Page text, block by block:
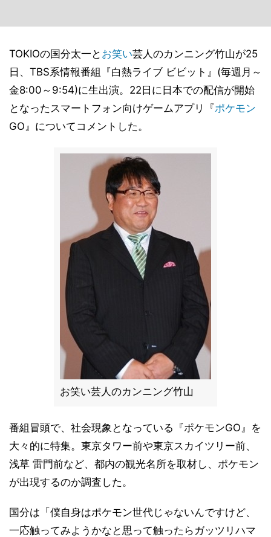
TOKIOの国分太一と お笑い芸人のカンニング竹山が25
日、TBS系情報番組『白熱ライブ ビビット』(毎週月～
金8:00～9:54)に生出演。22日に日本での配信が開始
となったスマートフォン向けゲームアプリ『ポケモン
GO』についてコメントした。
お笑い芸人のカンニング竹山
番組冒頭で、社会現象となっている『ポケモンGO』を
大々的に特集。東京タワー前や東京スカイツリー前、
浅草 雷門前など、都内の観光名所を取材し、ポケモン
が出現するのか調査した。
国分は「僕自身はポケモン世代じゃないんですけど、
一応触ってみようかなと思って触ったらガッツリハマ